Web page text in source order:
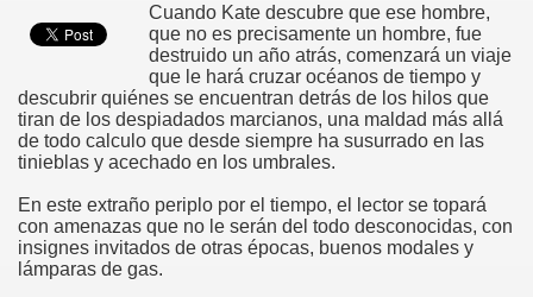
Cuando Kate descubre que ese hombre,
que no es precisamente un hombre, fue
destruido un año atrás, comenzará un viaje
que le hará cruzar océanos de tiempo y
descubrir quiénes se encuentran detrás de los hilos que
tiran de los despiadados marcianos, una maldad más allá
de todo calculo que desde siempre ha susurrado en las
tinieblas y acechado en los umbrales.
En este extraño periplo por el tiempo, el lector se topará
con amenazas que no le serán del todo desconocidas, con
insignes invitados de otras épocas, buenos modales y
lámparas de gas.